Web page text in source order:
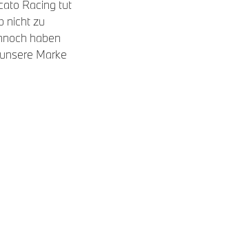
Racing tut
nicht zu
haben
Marke
sich